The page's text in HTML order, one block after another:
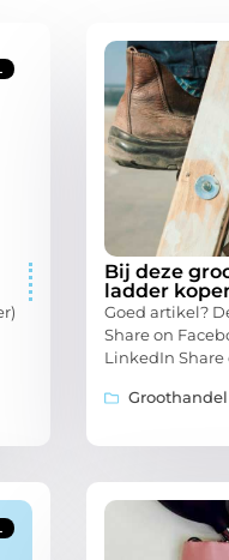
Bij deze
ladder
Goed artikel?
Share on
LinkedIn
Groothandel